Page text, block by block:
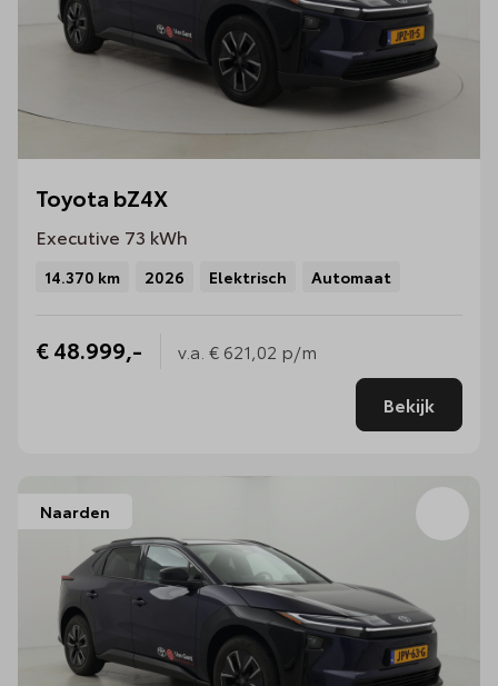
Toyota bZ4X
Executive 73 kWh
14.370 km 2026 Elektrisch Automaat
€ 48.999,- v.a. € 621,02 p/m
Bekijk
Naarden